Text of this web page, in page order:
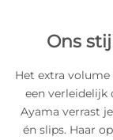
Ons
Het extra
een verleidelijk
Ayama verrast
én slips. Haar